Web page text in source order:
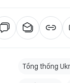
Tổng thống